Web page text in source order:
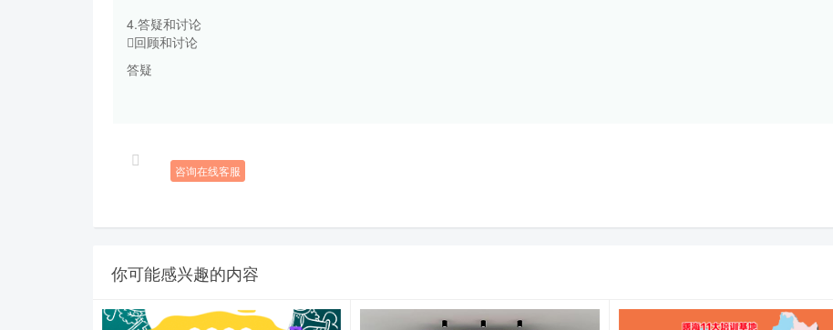
4.答疑和讨论
回顾和讨论
答疑
咨询在线客服
你可能感兴趣的内容